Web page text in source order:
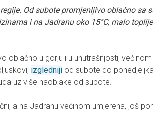
Od subote promjenljivo oblačno sa
i na Jadranu oko 15°C, malo
oblačno u gorju i u unutrašnjosti, većinom
izgledniji od subote do
uz više naoblake od subote.
a na Jadranu većinom umjerena, još